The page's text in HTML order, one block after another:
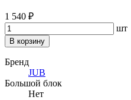
1 540 ₽
шт
В корзину
Бренд
JUB
Большой блок
Нет